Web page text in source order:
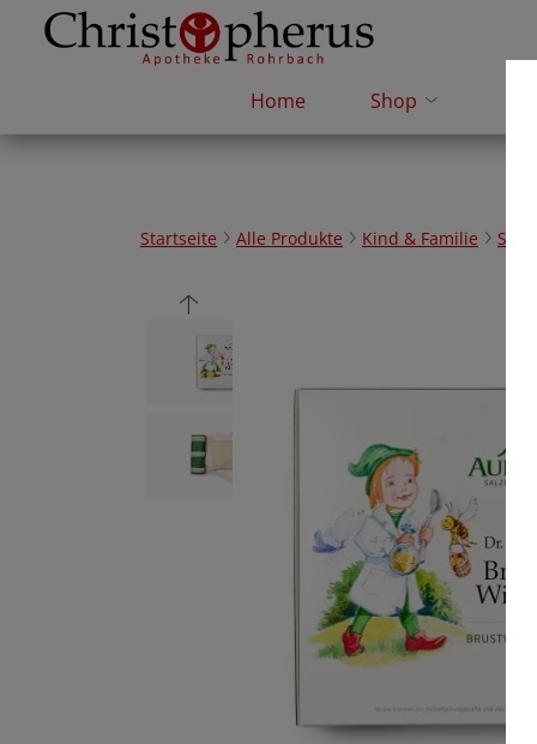
Home Shop
Startseite Alle Produkte Kind & Familie